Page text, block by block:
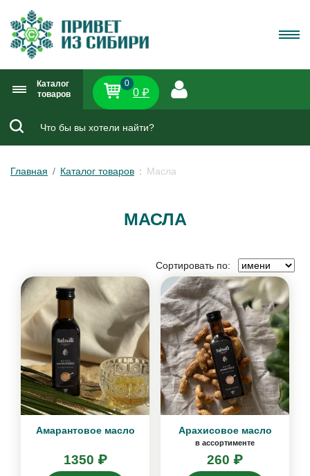
Каталог
товаров
0
0 ₽
Главная Каталог товаров Масла
МАСЛА
Сортировать по:
Амарантовое масло
1350 ₽
Арахисовое масло
в ассортименте
260 ₽